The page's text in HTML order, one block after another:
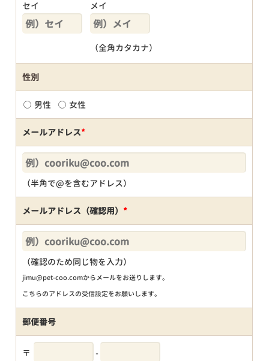
セイ メイ
（全角カタカナ）
性別
男性 女性
メールアドレス*
（半角で@を含むアドレス）
メールアドレス（確認用） *
（確認のため同じ物を入力）
jimu@pet-coo.comからメールをお送りします。
こちらのアドレスの受信設定をお願いします。
郵便番号
〒 -